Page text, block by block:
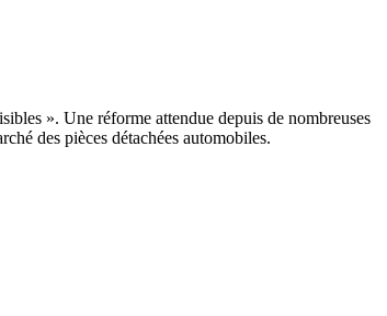
». Une réforme attendue depuis de nombreuses
des pièces détachées automobiles.